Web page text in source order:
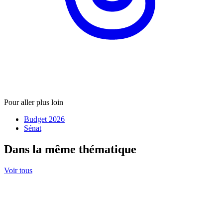
Pour aller plus loin
Budget 2026
Sénat
Dans la même thématique
Voir tous